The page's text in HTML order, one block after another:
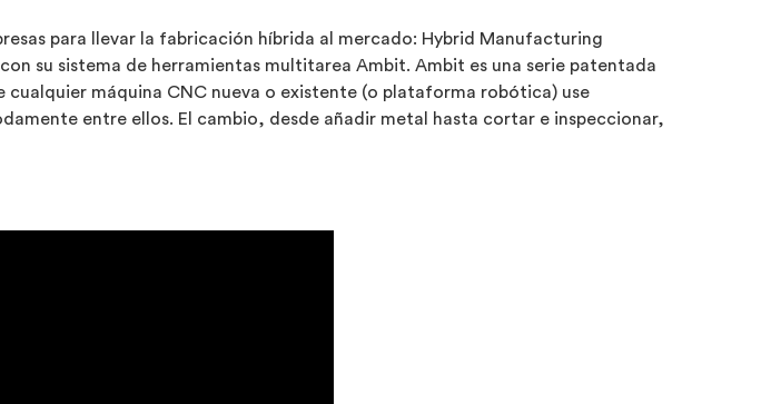
para llevar la fabricación híbrida al mercado: Hybrid Manufacturing
su sistema de herramientas multitarea Ambit. Ambit es una serie patentada
máquina CNC nueva o existente (o plataforma robótica) use
entre ellos. El cambio, desde añadir metal hasta cortar e inspeccionar,